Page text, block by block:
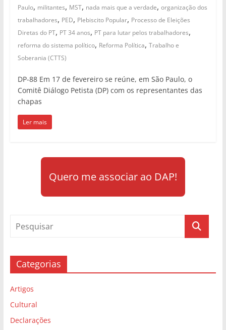
Paulo, militantes, MST, nada mais que a verdade, organização dos
trabalhadores, PED, Plebiscito Popular, Processo de Eleições
Diretas do PT, PT 34 anos, PT para lutar pelos trabalhadores,
reforma do sistema político, Reforma Política, Trabalho e
Soberania (CTTS)
DP-88 Em 17 de fevereiro se reúne, em São Paulo, o
Comitê Diálogo Petista (DP) com os representantes das
chapas
Ler mais
Quero me associar ao DAP!
Categorias
Artigos
Cultural
Declarações